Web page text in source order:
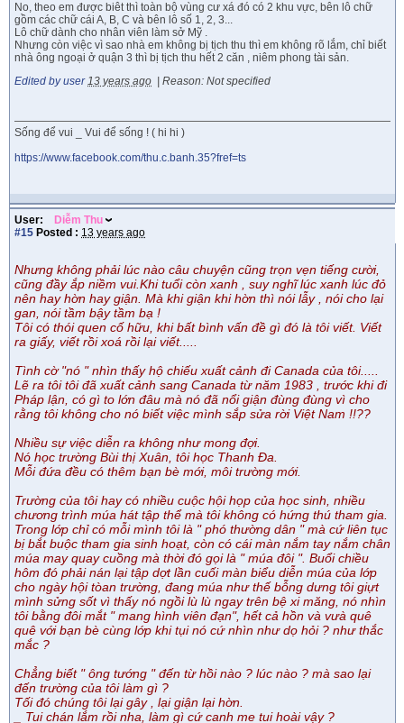
No, theo em được biêt thì toàn bộ vùng cư xá đó có 2 khu vực, bên lô chữ
gồm các chữ cái A, B, C và bên lô số 1, 2, 3...
Lô chữ dành cho nhân viên làm sở Mỹ .
Nhưng còn việc vì sao nhà em không bị tịch thu thì em không rõ lắm, chỉ biết
nhà ông ngoại ở quận 3 thì bị tịch thu hết 2 căn , niêm phong tài sản.
Edited by user 13 years ago Reason: Not specified
Sống để vui _ Vui để sống ! ( hi hi )
https://www.facebook.com/thu.c.banh.35?fref=ts
User:
Diễm Thu
#15 Posted : 13 years ago
Nhưng không phải lúc nào câu chuyện cũng trọn vẹn tiếng cười,
cũng đầy ắp niềm vui.Khi tuổi còn xanh , suy nghĩ lúc xanh lúc đỏ
nên hay hờn hay giận. Mà khi giận khi hờn thì nói lẫy , nói cho lại
gan, nói tầm bậy tầm bạ !
Tôi có thói quen cố hữu, khi bất bình vấn đề gì đó là tôi viết. Viết
ra giấy, viết rồi xoá rồi lại viết.....
Tình cờ "nó " nhìn thấy hộ chiếu xuất cảnh đi Canada của tôi.....
Lẽ ra tôi tôi đã xuất cảnh sang Canada từ năm 1983 , trước khi đi
Pháp lận, có gì to lớn đâu mà nó đã nổi giận đùng đùng vì cho
rằng tôi không cho nó biết việc mình sắp sửa rời Việt Nam !!??
Nhiều sự việc diễn ra không như mong đợi.
Nó học trường Bùi thị Xuân, tôi học Thanh Đa.
Mỗi đứa đều có thêm bạn bè mới, môi trường mới.
Trường của tôi hay có nhiều cuộc hội họp của học sinh, nhiều
chương trình múa hát tập thể mà tôi không có hứng thú tham gia.
Trong lớp chỉ có mỗi mình tôi là " phó thường dân " mà cứ liên tục
bị bắt buộc tham gia sinh hoạt, còn có cái màn nắm tay nắm chân
múa may quay cuồng mà thời đó gọi là " múa đôi ". Buổi chiều
hôm đó phải nán lại tập dợt lần cuối màn biểu diễn múa của lớp
cho ngày hội tòan trường, đang múa như thế bỗng dưng tôi giựt
mình sửng sốt vì thấy nó ngồi lù lù ngay trên bệ xi măng, nó nhìn
tôi bằng đôi mắt " mang hình viên đạn", hết cả hồn và vưà quê
quê với bạn bè cùng lớp khi tụi nó cứ nhìn như dọ hỏi ? như thắc
mắc ?
Chẳng biết " ông tướng " đến từ hồi nào ? lúc nào ? mà sao lại
đến trường của tôi làm gì ?
Tối đó chúng tôi lại gây , lại giận lại hờn.
_ Tui chán lắm rồi nha, làm gì cứ canh me tui hoài vậy ?